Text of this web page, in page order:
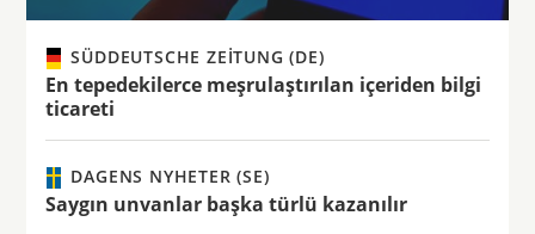
SÜDDEUTSCHE ZEITUNG (DE)
En tepedekilerce meşrulaştırılan içeriden bilgi
ticareti
DAGENS NYHETER (SE)
Saygın unvanlar başka türlü kazanılır